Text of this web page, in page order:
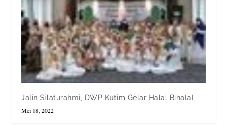
Jalin Silaturahmi, DWP Kutim Gelar Halal Bihalal
Mei 18, 2022